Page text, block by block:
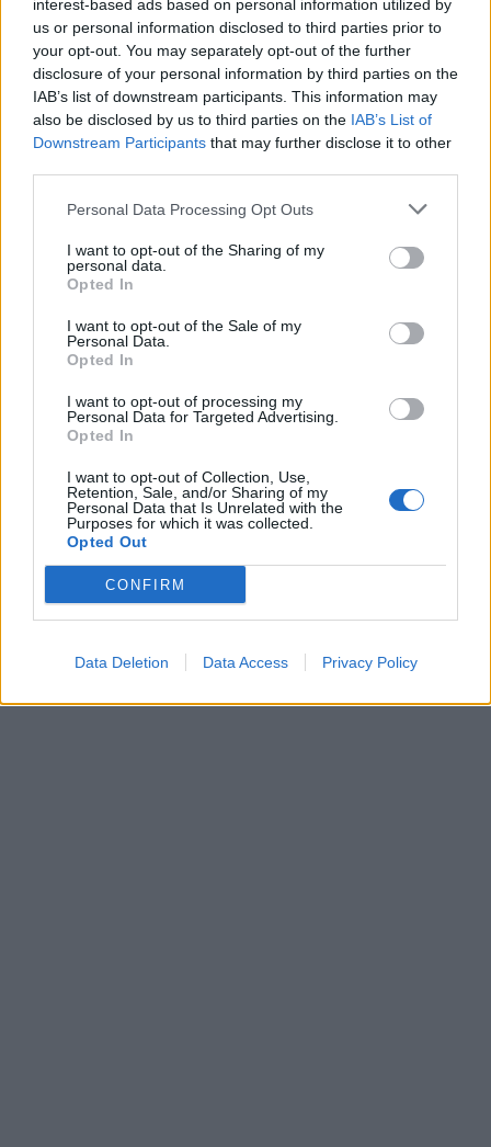
interest-based ads based on personal information utilized by
us or personal information disclosed to third parties prior to
your opt-out. You may separately opt-out of the further
disclosure of your personal information by third parties on the
IAB’s list of downstream participants. This information may
also be disclosed by us to third parties on the IAB’s List of
Downstream Participants that may further disclose it to other
Personal Data Processing Opt Outs
I want to opt-out of the Sharing of my
personal data.
Opted In
I want to opt-out of the Sale of my
Personal Data.
Opted In
I want to opt-out of processing my
Personal Data for Targeted Advertising.
Opted In
I want to opt-out of Collection, Use,
Retention, Sale, and/or Sharing of my
Personal Data that Is Unrelated with the
Purposes for which it was collected.
Opted Out
CONFIRM
Data Deletion Data Access Privacy Policy
In evidenza